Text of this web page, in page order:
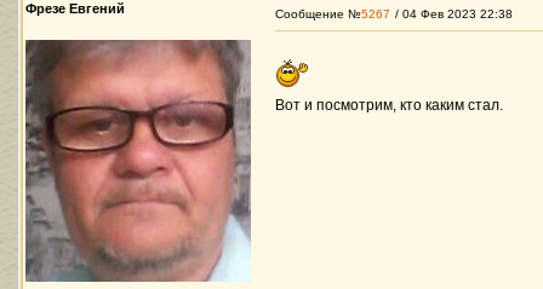
Фрезе Евгений Сообщение №5267 / 04 Фев 2023 22:38
Вот и посмотрим, кто каким стал.